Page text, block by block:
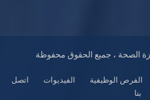
الصحة ، جميع الحقوق محفوظة
الفرص الوظيفية الفيديوات
اتصل
بنا